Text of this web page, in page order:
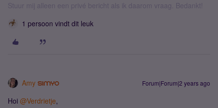
Stuur mij alleen een privé bericht als ik daarom vraag. Bedankt!
1 persoon vindt dit leuk
Amy Forum|Forum|2 years ago
Hoi @Verdrietje,